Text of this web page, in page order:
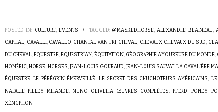
POSTED IN: CULTURE,EVENTS \ TAGGED: @MASKEDHORSE,ALEXANDRE BLAINEAU,
CAPITAL, CAVALLI, CAVALLO, CHANTAL VAN TRI, CHEVAL, CHEVAUX, CHEVAUX DU SUD,
DU CHEVAL,EQUESTRE,EQUESTRIAN, ÉQUITATION, GÉOGRAPHIE AMOUREUSE DU MONDE,
HOMÉRIC,HORSE, HORSES,JEAN-LOUIS GOURAUD, JEAN-LOUIS SAUVAT,LA CAVALIÈRE
ÉQUESTRE,LE PÉRÉGRIN ÉMERVEILLÉ, LE SECRET DES CHUCHOTEURS AMÉRICAINS,
NATALIE PILLEY MIRANDE,NUNO OLIVEIRA ŒUVRES COMPLÈTES,PFERD,PONEY,
XÉNOPHON